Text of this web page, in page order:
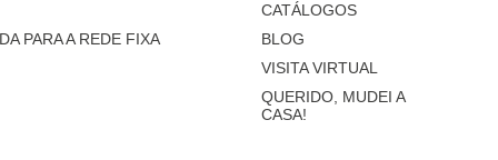
PARA A REDE FIXA
CATÁLOGOS
BLOG
VISITA VIRTUAL
QUERIDO, MUDEI A
CASA!